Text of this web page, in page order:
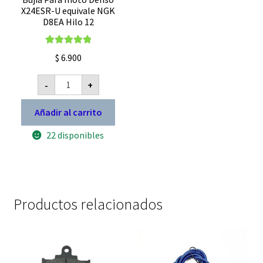
X24ESR-U equivale NGK
D8EA Hilo 12
5.00
$ 6.900
-
Bujia
Para
moto
Denso
X24ESR-
U
equivale
+
Añadir al carrito
22 disponibles
Productos relacionados